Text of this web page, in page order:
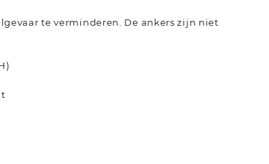
te verminderen. De ankers zijn niet